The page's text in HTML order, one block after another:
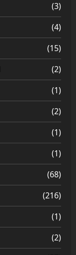
(3)
(4)
(15)
(2)
(1)
(2)
(1)
(1)
(68)
(216)
(1)
(2)